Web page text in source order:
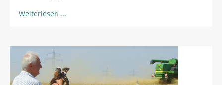
Weiterlesen